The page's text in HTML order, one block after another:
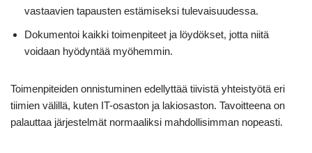
vastaavien tapausten estämiseksi tulevaisuudessa.
Dokumentoi kaikki toimenpiteet ja löydökset, jotta niitä
voidaan hyödyntää myöhemmin.
Toimenpiteiden onnistuminen edellyttää tiivistä yhteistyötä eri
tiimien välillä, kuten IT-osaston ja lakiosaston. Tavoitteena on
palauttaa järjestelmät normaaliksi mahdollisimman nopeasti.